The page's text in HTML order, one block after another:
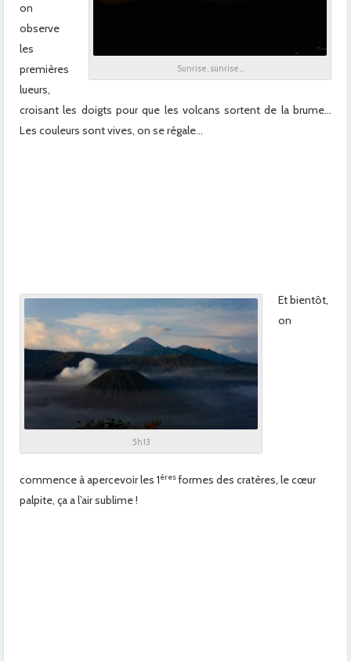
Sunrise, sunrise…
on
observe
les
premières
lueurs,
croisant les doigts pour que les volcans sortent de la brume…
Les couleurs sont vives, on se régale…
5h13
Et bientôt,
on
commence à apercevoir les 1èresformes des cratères, le cœur
palpite, ça a l’air sublime !